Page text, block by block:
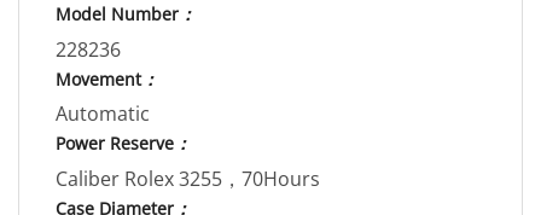
Model Number ：
228236
Movement：
Automatic
Power Reserve ：
Caliber Rolex 3255，70Hours
Case Diameter ：